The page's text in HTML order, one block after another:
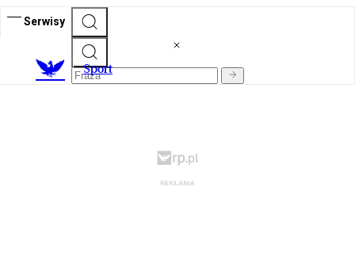
Serwisy
Sport